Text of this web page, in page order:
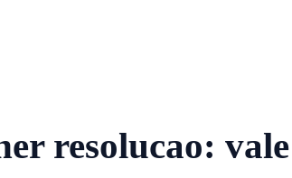
resolucao: